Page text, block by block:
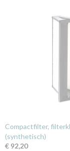
Compactfilter,
(synthetisch)
€ 92,20